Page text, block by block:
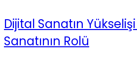
Dijital Sanatın
Sanatının Rolü